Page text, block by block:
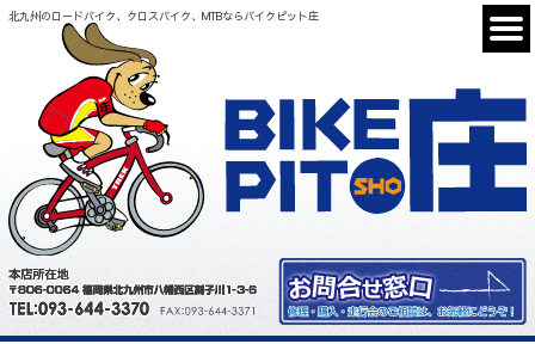
北九州のロードバイク、クロスバイク、MTBならバイクピット庄